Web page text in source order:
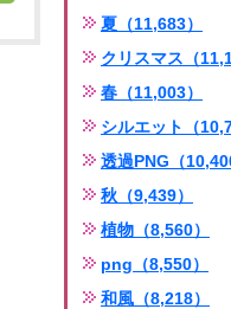
夏（11,683）
クリスマス（
春（11,003）
シルエット（
透過PNG（
秋（9,439）
植物（8,560）
png（8,550）
和風（8,218）